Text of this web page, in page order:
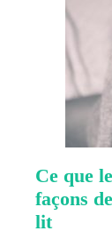
Ce que
façons
lit